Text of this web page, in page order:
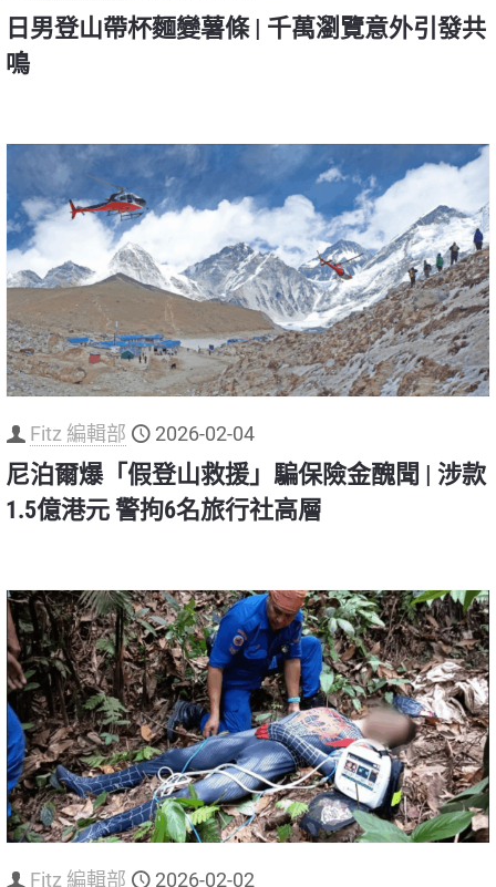
日男登山帶杯麵變薯條 | 千萬瀏覽意外引發共
鳴
Fitz 編輯部 2026-02-04
尼泊爾爆「假登山救援」騙保險金醜聞 | 涉款
1.5億港元 警拘6名旅行社高層
Fitz 編輯部 2026-02-02